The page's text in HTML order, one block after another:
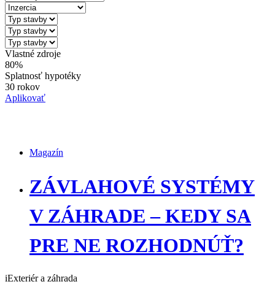
Vlastné zdroje
80%
Splatnosť hypotéky
30 rokov
Aplikovať
Magazín
ZÁVLAHOVÉ SYSTÉMY
V ZÁHRADE – KEDY SA
PRE NE ROZHODNÚŤ?
iExteriér a záhrada